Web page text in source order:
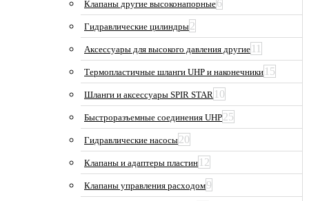
Клапаны другие высоконапорные6
Гидравлические цилиндры2
Аксессуары для высокого давления другие 11
Термопластичные шланги UHP и наконечники 15
Шланги и аксессуары SPIR STAR 10
Быстроразъемные соединения UHP25
Гидравлические насосы20
Клапаны и адаптеры пластин 12
Клапаны управления расходом9